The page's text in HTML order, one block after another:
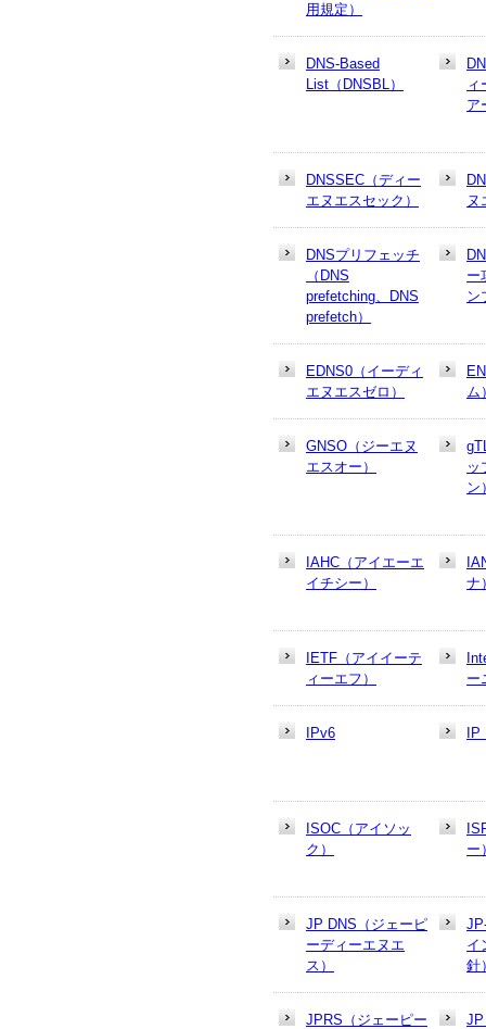
用規定）
DNS-Based
List（DNSBL）
ィ
ア
DNSSEC（ディー
エヌエスセック）
ヌ
DNSプリフェッチ
（DNS
prefetching、DNS
prefetch）
ー
ン
EDNS0（イーディ
エヌエスゼロ）
ム
GNSO（ジーエヌ
エスオー）
ッ
ン
IAHC（アイエーエ
イチシー）
ナ
IETF（アイイーテ
ィーエフ）
ー
IPv6
ISOC（アイソッ
ク）
ー
JP DNS（ジェーピ
ーディーエヌエ
ス）
イ
針
JPRS（ジェーピー
JP